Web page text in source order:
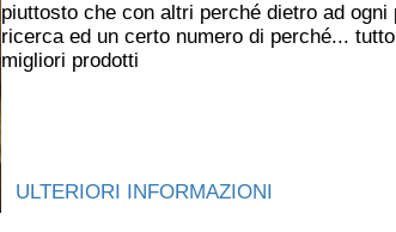
piuttosto che con altri perché dietro ad
ricerca ed un certo numero di perché...
migliori prodotti
ULTERIORI INFORMAZIONI